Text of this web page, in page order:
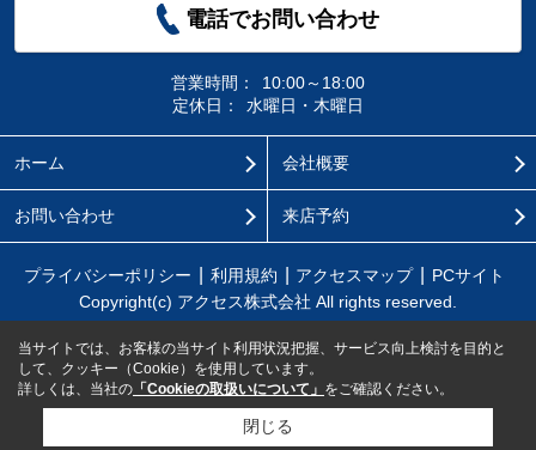
電話でお問い合わせ
営業時間：
10:00～18:00
定休日：
水曜日・木曜日
ホーム 会社概要
お問い合わせ 来店予約
プライバシーポリシー 利用規約 アクセスマップ
PCサイト
Copyright(c) アクセス株式会社 All rights reserved.
当サイトでは、お客様の当サイト利用状況把握、サービス向上検討を目的と
して、クッキー（Cookie）を使用しています。
詳しくは、当社の 「Cookieの取扱いについて」 をご確認ください。
閉じる